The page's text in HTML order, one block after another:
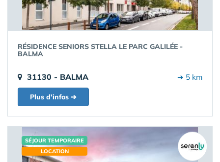
RÉSIDENCE SENIORS STELLA LE PARC GALILÉE -
BALMA
31130 - BALMA ➔ 5 km
Plus d'infos ➔
SÉJOUR TEMPORAIRE
LOCATION